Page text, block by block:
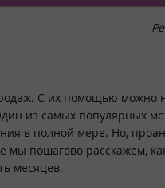
С их помощью можно
из самых популярных
в полной мере. Но,
мы пошагово расскажем,
месяцев.